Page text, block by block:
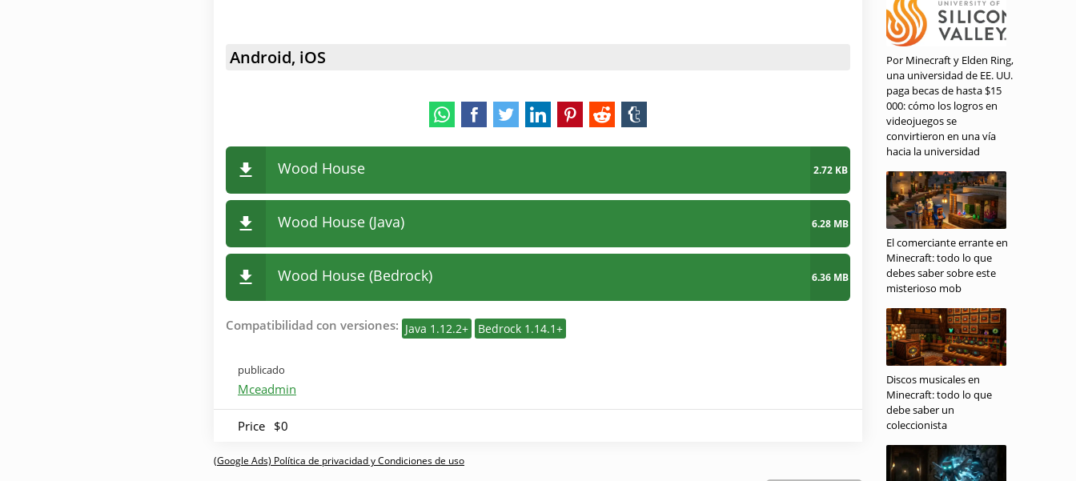
Android, iOS
Wood House 2.72 KB
Wood House (Java) 6.28 MB
Wood House (Bedrock) 6.36 MB
Compatibilidad con versiones: Java 1.12.2+ Bedrock 1.14.1+
publicado
Mceadmin
Price $0
(Google Ads) Política de privacidad y Condiciones de uso
Por Minecraft y Elden Ring,
una universidad de EE. UU.
paga becas de hasta $15
000: cómo los logros en
videojuegos se
convirtieron en una vía
hacia la universidad
El comerciante errante en
Minecraft: todo lo que
debes saber sobre este
misterioso mob
Discos musicales en
Minecraft: todo lo que
debe saber un
coleccionista